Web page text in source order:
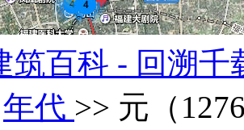
筑百科 - 回溯
年代 >> 元（